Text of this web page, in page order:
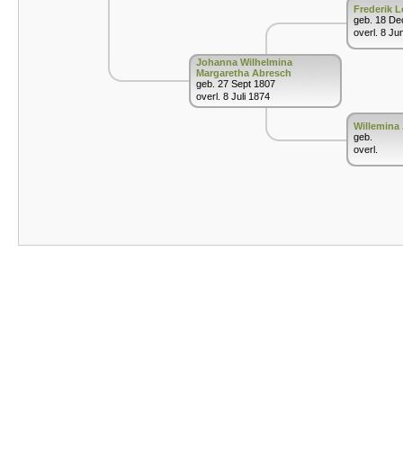
Johanna Wilhelmina
Margaretha Abresch
geb. 27 Sept 1807
overl. 8 Juli 1874
Frederik
geb. 18
overl. 8
Willemina
geb.
overl.